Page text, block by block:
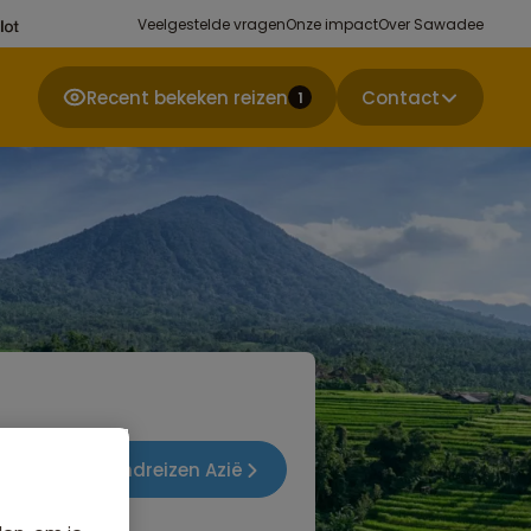
Veelgestelde vragenOnze impactOver Sawadee
Recent bekeken reizen 1 Contact
in Groepsrondreizen Azië